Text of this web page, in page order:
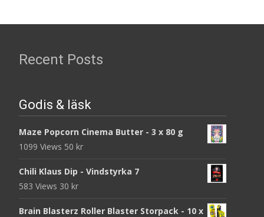
Recent Posts
Godis & läsk
Maze Popcorn Cinema Butter - 3 x 80 g
1099 Views 50 kr
Chili Klaus Dip - Vindstyrka 7
583 Views 30 kr
Brain Blasterz Roller Blaster Storpack - 10 x